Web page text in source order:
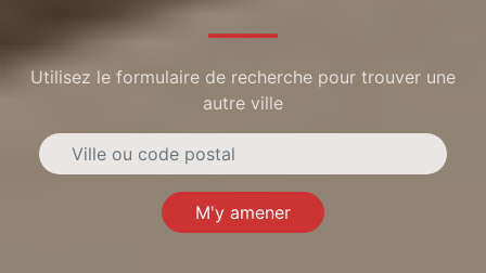
Utilisez le formulaire de recherche pour trouver une
autre ville
M'y amener